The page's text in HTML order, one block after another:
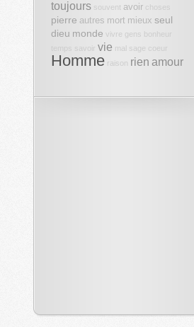
toujours souvent avoir choses
pierre autres mort mieux seul
dieu monde vivre gens bonheur
savoir vie mal sage coeur
Homme raison rien amour